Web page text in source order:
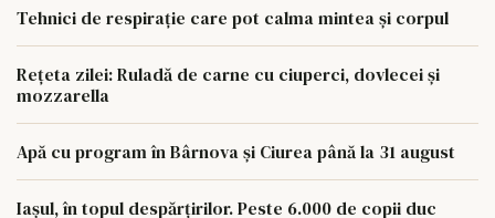
Tehnici de respirație care pot calma mintea și corpul
Rețeta zilei: Ruladă de carne cu ciuperci, dovlecei și
mozzarella
Apă cu program în Bârnova și Ciurea până la 31 august
Iașul, în topul despărțirilor. Peste 6.000 de copii duc